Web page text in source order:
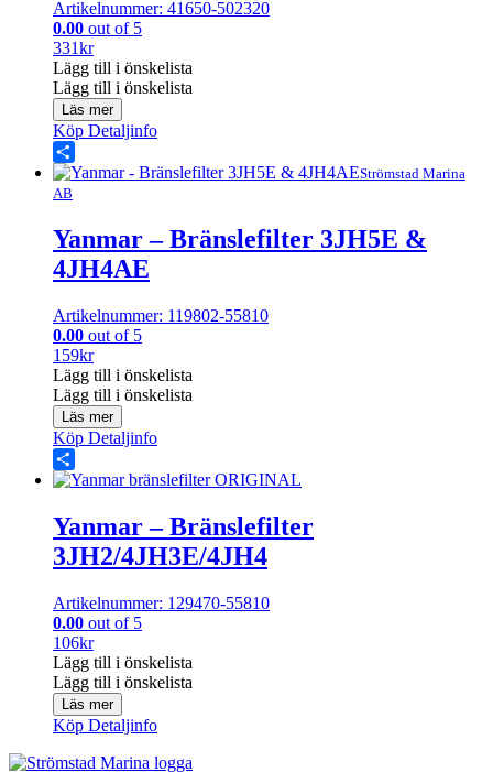
Artikelnummer: 41650-502320
0.00 out of 5
331kr
Lägg till i önskelista
Lägg till i önskelista
Läs mer
Köp Detaljinfo
Share
Strömstad Marina
AB
Yanmar – Bränslefilter 3JH5E &
4JH4AE
Artikelnummer: 119802-55810
0.00 out of 5
159kr
Lägg till i önskelista
Lägg till i önskelista
Läs mer
Köp Detaljinfo
Share
Yanmar – Bränslefilter
3JH2/4JH3E/4JH4
Artikelnummer: 129470-55810
0.00 out of 5
106kr
Lägg till i önskelista
Lägg till i önskelista
Läs mer
Köp Detaljinfo